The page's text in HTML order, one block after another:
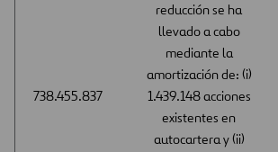
738.455.837
reducción se ha
llevado a cabo
mediante la
amortización de: (i)
1.439.148 acciones
existentes en
autocartera y (ii)